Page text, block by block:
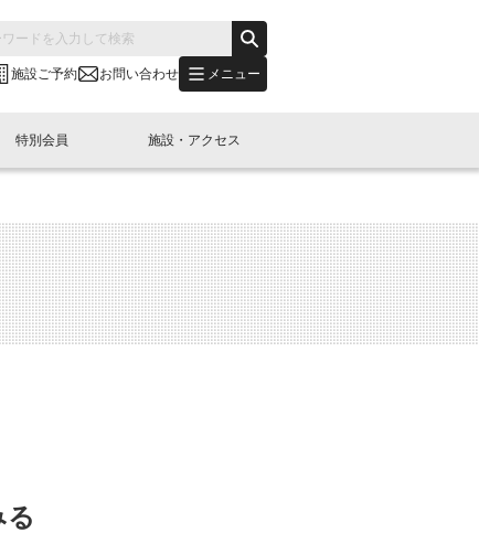
施設ご予約 お問い合わせ メニュー
会員開催
・参加
BioBAY TOKYO"？
Letter)
ラム
ース・事業紹介
ント
J WEST
橋エリアについて
特別会員
込み
施設・アクセス
約